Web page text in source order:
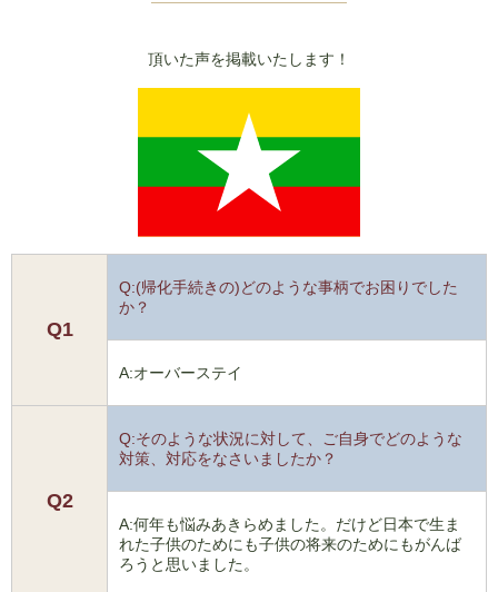
頂いた声を掲載いたします！
Q1
Q:(帰化手続きの)どのような事柄でお困りでした
か？
A:オーバーステイ
Q2
Q:そのような状況に対して、ご自身でどのような
対策、対応をなさいましたか？
A:何年も悩みあきらめました。だけど日本で生ま
れた子供のためにも子供の将来のためにもがんば
ろうと思いました。